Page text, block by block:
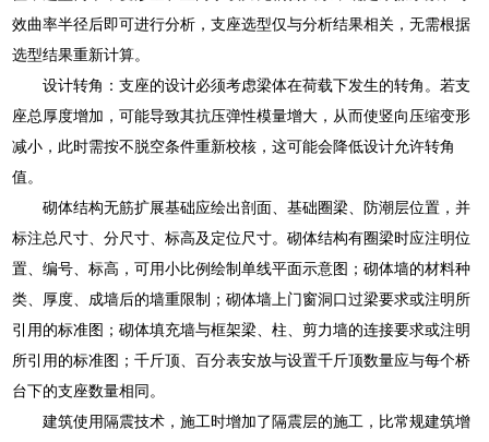
效曲率半径后即可进行分析，支座选型仅与分析结果相关，无需根据
选型结果重新计算。
设计转角：支座的设计必须考虑梁体在荷载下发生的转角。若支
座总厚度增加，可能导致其抗压弹性模量增大，从而使竖向压缩变形
减小，此时需按不脱空条件重新校核，这可能会降低设计允许转角
值。
砌体结构无筋扩展基础应绘出剖面、基础圈梁、防潮层位置，并
标注总尺寸、分尺寸、标高及定位尺寸。砌体结构有圈梁时应注明位
置、编号、标高，可用小比例绘制单线平面示意图；砌体墙的材料种
类、厚度、成墙后的墙重限制；砌体墙上门窗洞口过梁要求或注明所
引用的标准图；砌体填充墙与框架梁、柱、剪力墙的连接要求或注明
所引用的标准图；千斤顶、百分表安放与设置千斤顶数量应与每个桥
台下的支座数量相同。
建筑使用隔震技术，施工时增加了隔震层的施工，比常规建筑增